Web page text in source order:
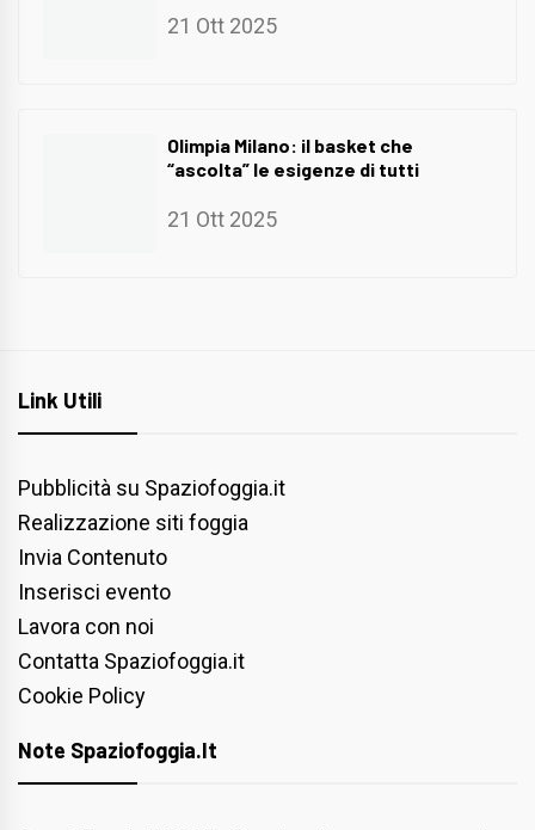
21 Ott 2025
Olimpia Milano: il basket che
“ascolta” le esigenze di tutti
21 Ott 2025
Link Utili
Pubblicità su Spaziofoggia.it
Realizzazione siti foggia
Invia Contenuto
Inserisci evento
Lavora con noi
Contatta Spaziofoggia.it
Cookie Policy
Note Spaziofoggia.it